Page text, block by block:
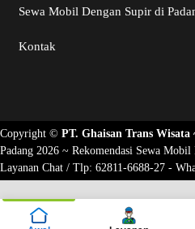
Sewa Mobil Dengan Supir di
Kontak
Copyright © PT. Ghaisan Trans Wisata
Padang 2026 ~ Rekomendasi Sewa Mobil
Layanan Chat / Tlp: 62811-6688-27 -